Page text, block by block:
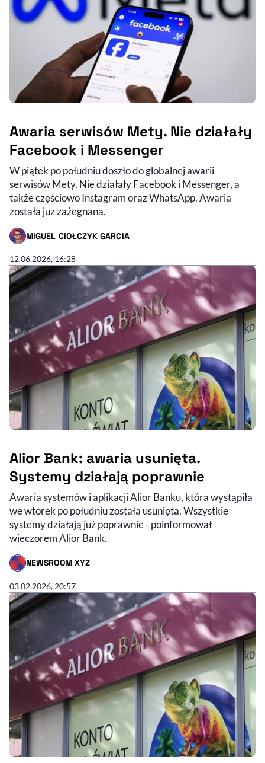
Awaria serwisów Mety. Nie działały
Facebook i Messenger
W piątek po południu doszło do globalnej awarii
serwisów Mety. Nie działały Facebook i Messenger, a
także częściowo Instagram oraz WhatsApp. Awaria
została juz zażegnana.
MIGUEL CIOŁCZYK GARCIA
- AUTOR ARTYKUŁU - PROFIL
12.06.2026, 16:28
Alior Bank: awaria usunięta.
Systemy działają poprawnie
Awaria systemów i aplikacji Alior Banku, która wystąpiła
we wtorek po południu została usunięta. Wszystkie
systemy działają już poprawnie - poinformował
wieczorem Alior Bank.
NEWSROOM XYZ
- AUTOR ARTYKUŁU - PROFIL
03.02.2026, 20:57